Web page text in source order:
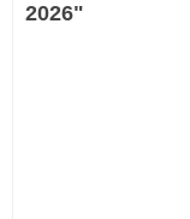
2026‎"